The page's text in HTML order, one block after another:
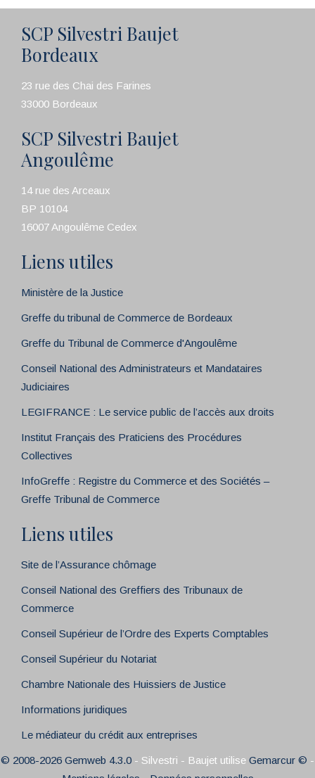
SCP Silvestri Baujet
Bordeaux
23 rue des Chai des Farines
33000 Bordeaux
SCP Silvestri Baujet
Angoulême
14 rue des Arceaux
BP 10104
16007 Angoulême Cedex
Liens utiles
Ministère de la Justice
Greffe du tribunal de Commerce de Bordeaux
Greffe du Tribunal de Commerce d'Angoulême
Conseil National des Administrateurs et Mandataires
Judiciaires
LEGIFRANCE : Le service public de l’accès aux droits
Institut Français des Praticiens des Procédures
Collectives
InfoGreffe : Registre du Commerce et des Sociétés –
Greffe Tribunal de Commerce
Liens utiles
Site de l’Assurance chômage
Conseil National des Greffiers des Tribunaux de
Commerce
Conseil Supérieur de l’Ordre des Experts Comptables
Conseil Supérieur du Notariat
Chambre Nationale des Huissiers de Justice
Informations juridiques
Le médiateur du crédit aux entreprises
© 2008-2026 Gemweb 4.3.0 - Silvestri - Baujet utilise Gemarcur © -